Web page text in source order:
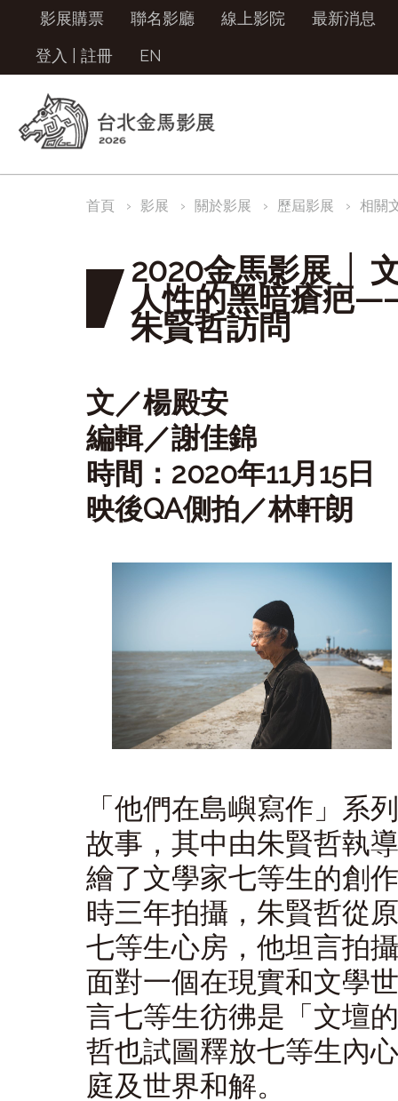
影展購票 聯名影廳 線上影院
最新消息
登入
註冊 EN
首頁 影展 關於影展 歷屆影展 相關
2020金馬影展 │
人性的黑暗瘡疤
朱賢哲訪問
文／楊殿安
編輯／謝佳錦
時間：2020年11月15日
映後QA側拍／林軒朗
「他們在島嶼寫作」系
故事，其中由朱賢哲執
繪了文學家七等生的創
時三年拍攝，朱賢哲從
七等生心房，他坦言拍
面對一個在現實和文學
言七等生彷彿是「文壇
哲也試圖釋放七等生內
庭及世界和解。